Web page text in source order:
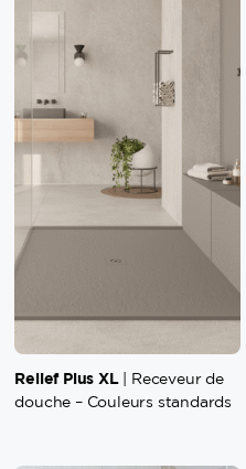
Relief Plus XL| Receveur de
douche – Couleurs standards